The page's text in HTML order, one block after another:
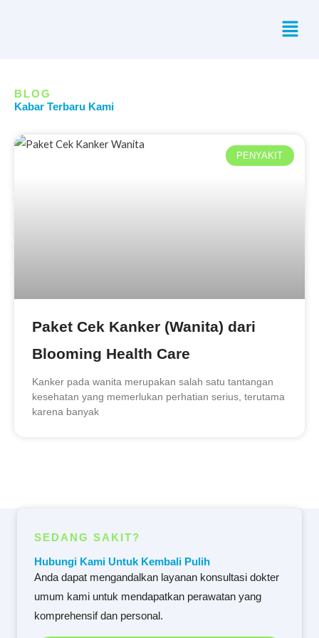
Menu
BLOG
Kabar Terbaru Kami
PENYAKIT
Paket Cek Kanker (Wanita) dari
Blooming Health Care
Kanker pada wanita merupakan salah satu tantangan
kesehatan yang memerlukan perhatian serius, terutama
karena banyak
SEDANG SAKIT?
Hubungi Kami Untuk Kembali Pulih
Anda dapat mengandalkan layanan konsultasi dokter
umum kami untuk mendapatkan perawatan yang
komprehensif dan personal.